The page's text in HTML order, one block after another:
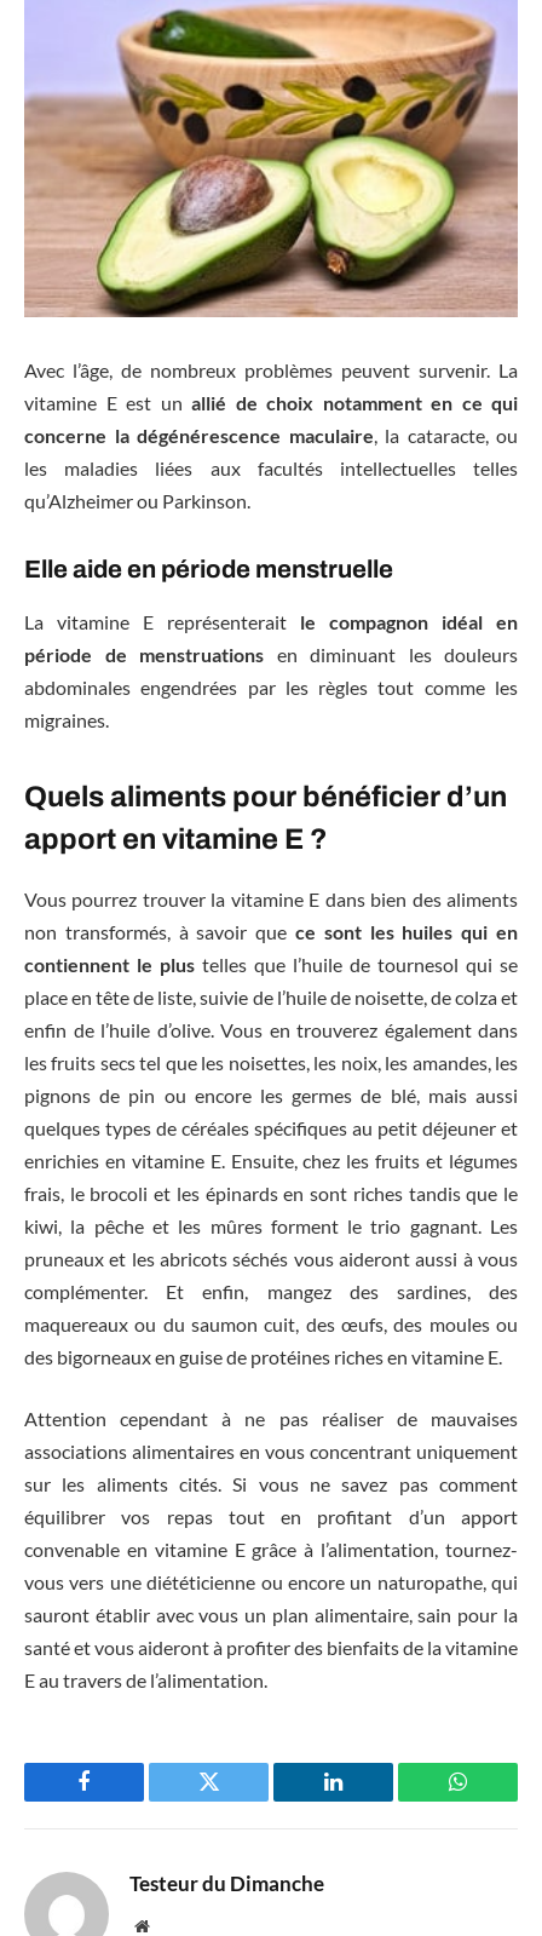
Avec l’âge, de nombreux problèmes peuvent survenir. La
vitamine E est un allié de choix notamment en ce qui
concerne la dégénérescence maculaire, la cataracte, ou
les maladies liées aux facultés intellectuelles telles
qu’Alzheimer ou Parkinson.
Elle aide en période menstruelle
La vitamine E représenterait le compagnon idéal en
période de menstruations en diminuant les douleurs
abdominales engendrées par les règles tout comme les
migraines.
Quels aliments pour bénéficier d’un
apport en vitamine E ?
Vous pourrez trouver la vitamine E dans bien des aliments
non transformés, à savoir que ce sont les huiles qui en
contiennent le plus telles que l’huile de tournesol qui se
place en tête de liste, suivie de l’huile de noisette, de colza et
enfin de l’huile d’olive. Vous en trouverez également dans
les fruits secs tel que les noisettes, les noix, les amandes, les
pignons de pin ou encore les germes de blé, mais aussi
quelques types de céréales spécifiques au petit déjeuner et
enrichies en vitamine E. Ensuite, chez les fruits et légumes
frais, le brocoli et les épinards en sont riches tandis que le
kiwi, la pêche et les mûres forment le trio gagnant. Les
pruneaux et les abricots séchés vous aideront aussi à vous
complémenter. Et enfin, mangez des sardines, des
maquereaux ou du saumon cuit, des œufs, des moules ou
des bigorneaux en guise de protéines riches en vitamine E.
Attention cependant à ne pas réaliser de mauvaises
associations alimentaires en vous concentrant uniquement
sur les aliments cités. Si vous ne savez pas comment
équilibrer vos repas tout en profitant d’un apport
convenable en vitamine E grâce à l’alimentation, tournez-
vous vers une diététicienne ou encore un naturopathe, qui
sauront établir avec vous un plan alimentaire, sain pour la
santé et vous aideront à profiter des bienfaits de la vitamine
E au travers de l’alimentation.
Facebook Twitter LinkedIn
Testeur du Dimanche
Website